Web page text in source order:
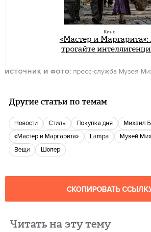
Кино
«Мастер и Маргарита»:
трогайте
ИСТОЧНИК И ФОТО: пресс-служба Музея
Другие статьи по темам
новости Стиль Покупка дня
Михаил
«Мастер и Маргарита»
Lampa
Музей
вещи
шопер
СКОПИРОВАТЬ
Читать на эту тему